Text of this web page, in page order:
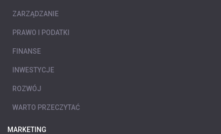
ZARZĄDZANIE
PRAWO I PODATKI
FINANSE
INWESTYCJE
ROZWÓJ
WARTO PRZECZYTAĆ
MARKETING